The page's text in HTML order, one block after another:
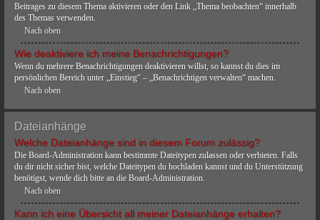
Beitrages zu diesem Thema aktivieren oder den Link „Thema beobachten“ innerhalb
des Themas verwenden.
Nach oben
Wie deaktiviere ich meine Benachrichtigungen?
Wenn du mehrere Benachrichtigungen deaktivieren willst, so kannst du dies im
persönlichen Bereich unter „Einstieg“ – „Benachrichtigen verwalten“ machen.
Nach oben
Dateianhänge
Welche Dateianhänge sind in diesem Forum zulässig?
Die Board-Administration kann bestimmte Dateitypen zulassen oder verbieten. Falls
du dir nicht sicher bist, welche Dateitypen du hochladen kannst und du Unterstützung
benötigst, wende dich bitte an die Board-Administration.
Nach oben
Kann ich eine Übersicht all meiner Dateianhänge erhalten?